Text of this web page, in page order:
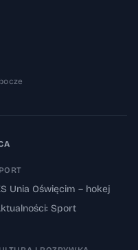
Unia Oświęcim – hokej
Sport